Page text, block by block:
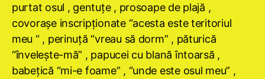
purtat osul , gentuţe , prosoape de plajă ,
covoraşe inscripţionate “acesta este teritoriul
meu “ , perinuţă “vreau să dorm” , păturică
“înveleşte-mă” , papucei cu blană întoarsă ,
babeţică “mi-e foame” , “unde este osul meu” ,